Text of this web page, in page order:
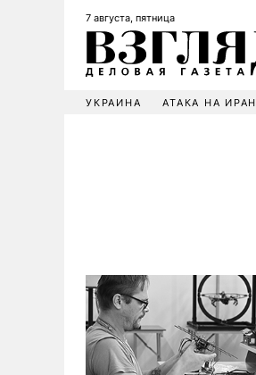
7 августа, пятница
УКРАИНА АТАКА НА ИРАН